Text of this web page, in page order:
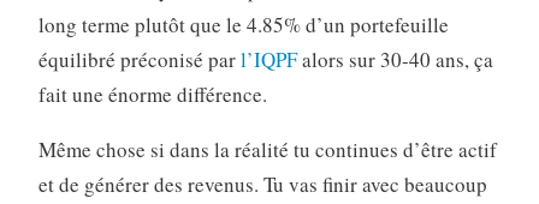
long terme plutôt que le 4.85% d’un portefeuille
équilibré préconisé parl’IQPFalors sur 30-40 ans, ça
fait une énorme différence.
Même chose si dans la réalité tu continues d’être actif
et de générer des revenus. Tu vas finir avec beaucoup